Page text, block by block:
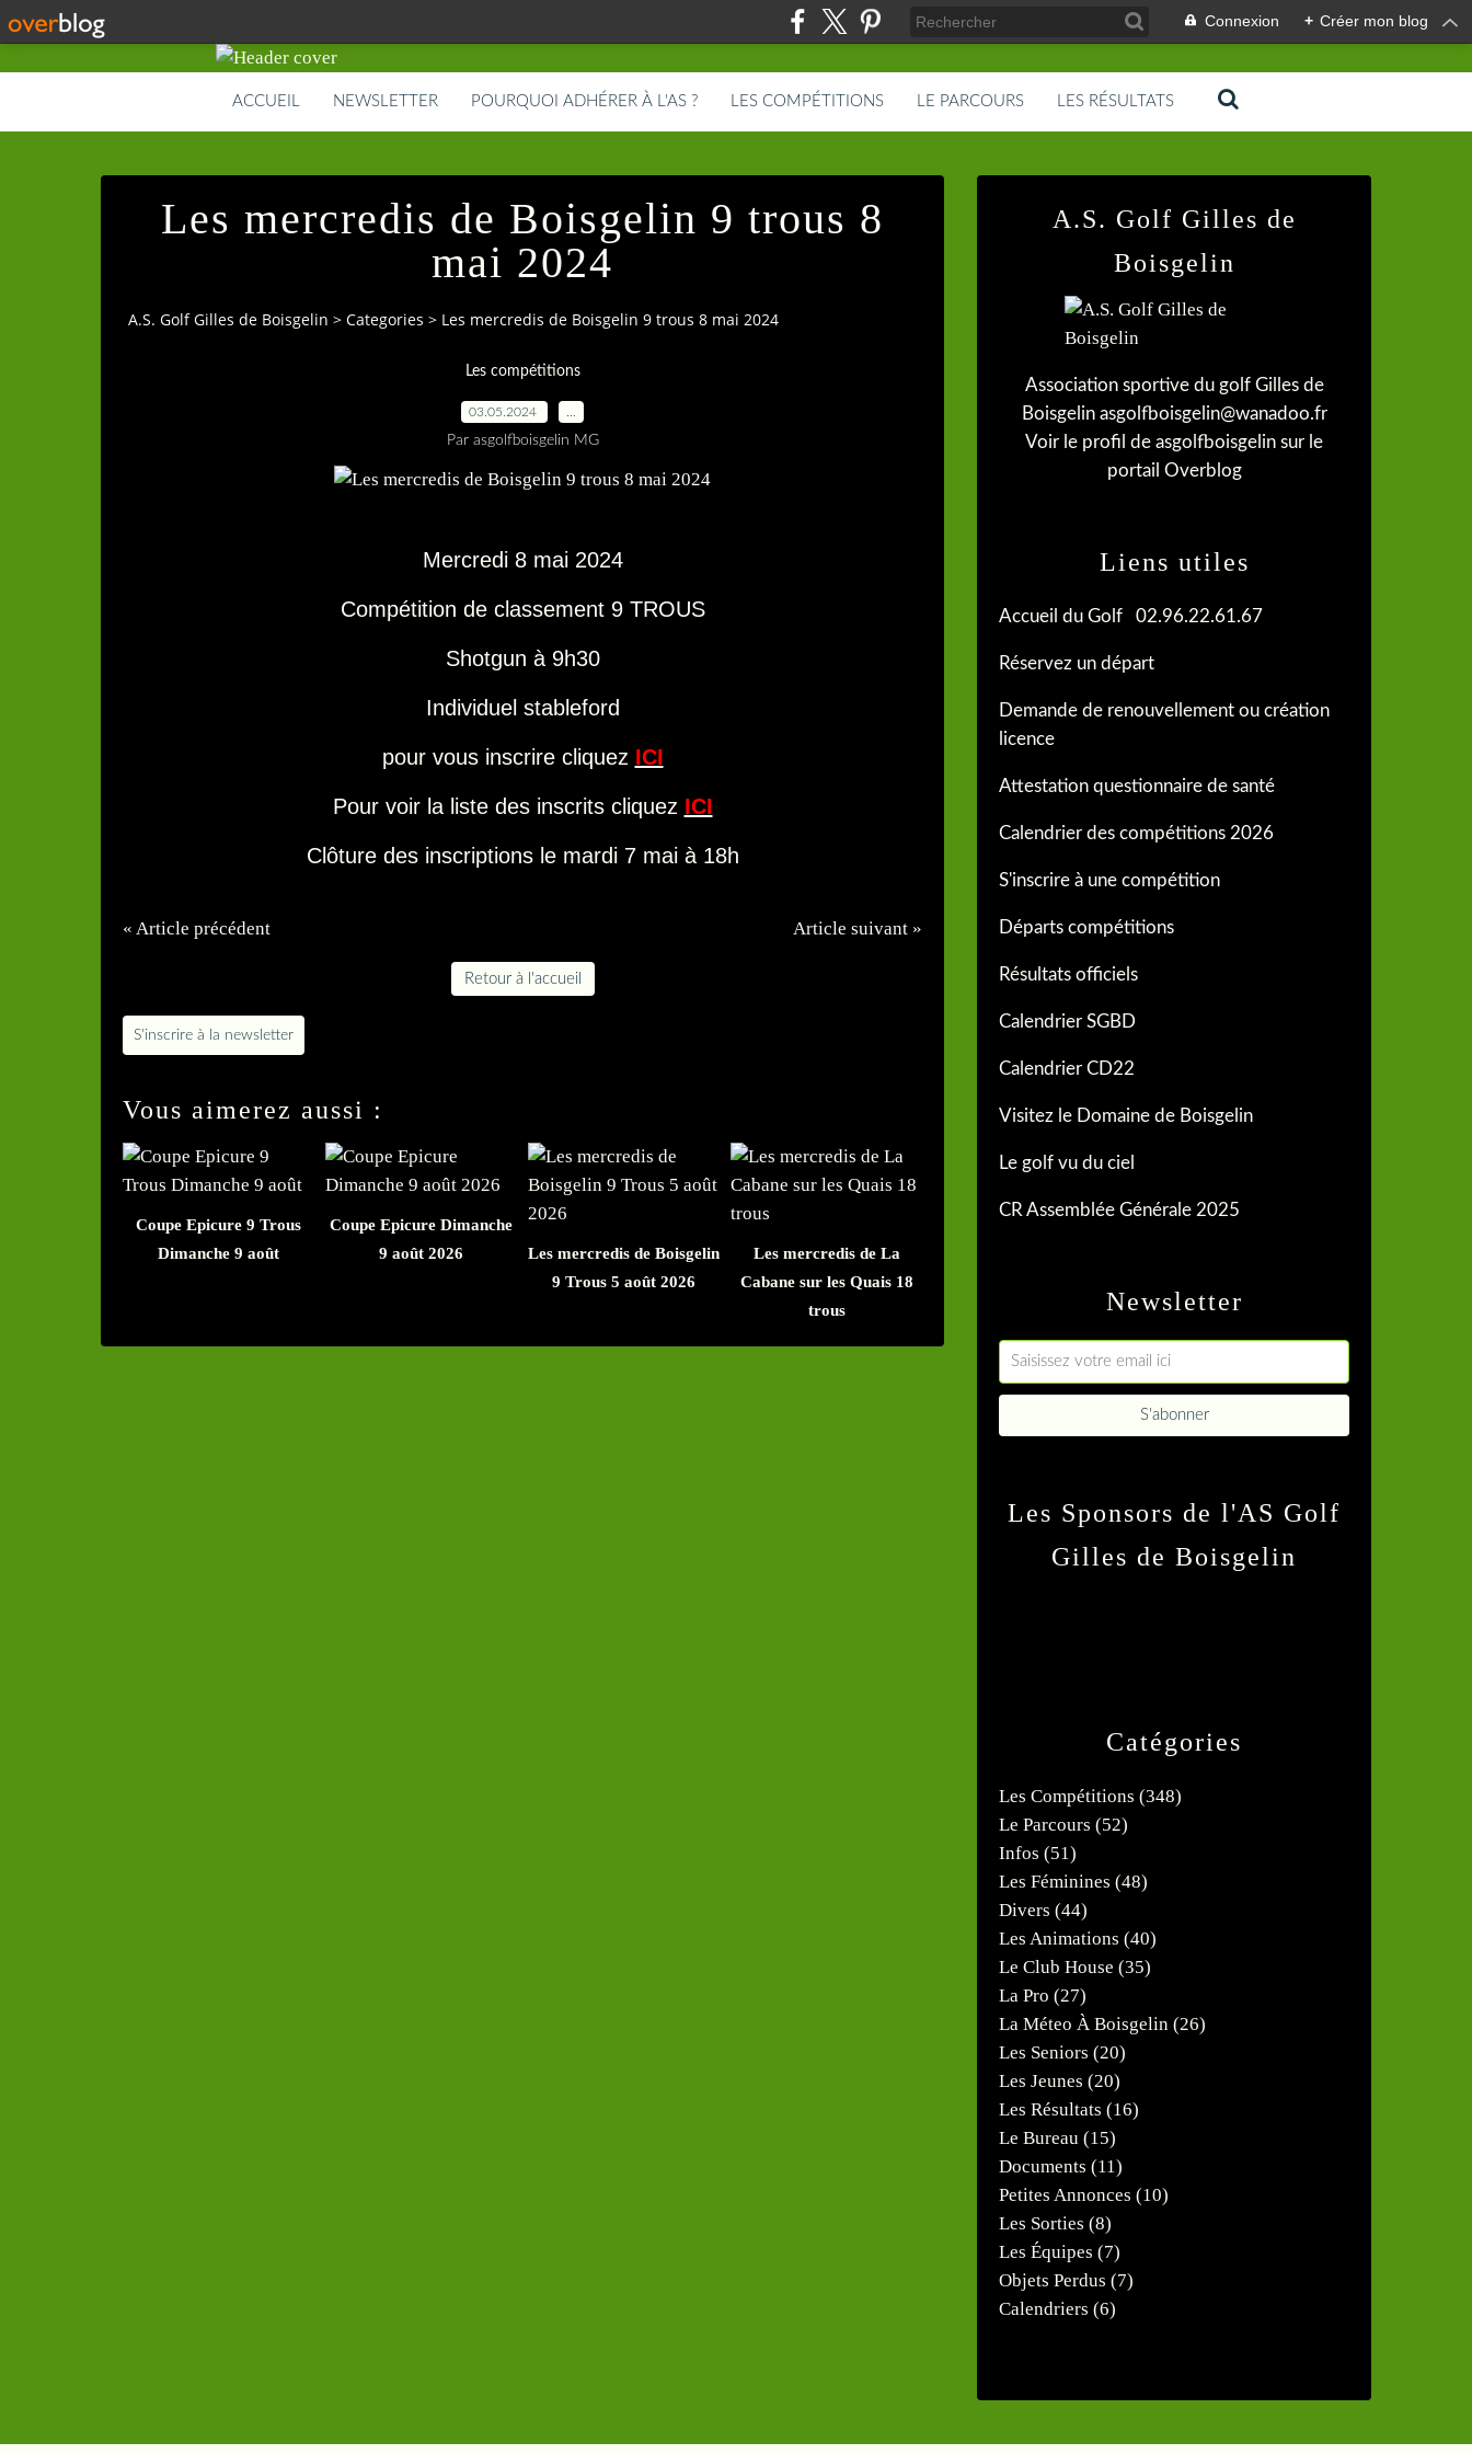
Connexion + Créer mon blog
ACCUEIL NEWSLETTER POURQUOI ADHÉRER À L'AS ? LES COMPÉTITIONS LE PARCOURS LES RÉSULTATS
Les mercredis de Boisgelin 9 trous 8
mai 2024
A.S. Golf Gilles de Boisgelin > Categories > Les mercredis de Boisgelin 9 trous 8 mai 2024
Les compétitions
03.05.2024
Par asgolfboisgelin MG
Mercredi 8 mai 2024
Compétition de classement 9 TROUS
Shotgun à 9h30
Individuel stableford
pour vous inscrire cliquez ICI
Pour voir la liste des inscrits cliquez ICI
Clôture des inscriptions le mardi 7 mai à 18h
« Article précédent Article suivant »
Retour à l'accueil
S'inscrire à la newsletter
Vous aimerez aussi :
Coupe Epicure 9 Trous
Dimanche 9 août
Coupe Epicure Dimanche
9 août 2026
Les mercredis de Boisgelin
9 Trous 5 août 2026
Les mercredis de La
Cabane sur les Quais 18
trous
Newsletter
Catégories
Les Compétitions (348)
Le Parcours (52)
Infos (51)
Les Féminines (48)
Divers (44)
Les Animations (40)
Le Club House (35)
La Pro (27)
La Méteo À Boisgelin (26)
Les Seniors (20)
Les Jeunes (20)
Les Résultats (16)
Le Bureau (15)
Documents (11)
Petites Annonces (10)
Les Sorties (8)
Les Équipes (7)
Objets Perdus (7)
Calendriers (6)
A.S. Golf Gilles de
Boisgelin
Association sportive du golf Gilles de
Boisgelin asgolfboisgelin@wanadoo.fr
Voir le profil de asgolfboisgelin sur le
portail Overblog
Liens utiles
Accueil du Golf 02.96.22.61.67
Réservez un départ
Demande de renouvellement ou création
licence
Attestation questionnaire de santé
Calendrier des compétitions 2026
S'inscrire à une compétition
Départs compétitions
Résultats officiels
Calendrier SGBD
Calendrier CD22
Visitez le Domaine de Boisgelin
Le golf vu du ciel
CR Assemblée Générale 2025
Les Sponsors de l'AS Golf
Gilles de Boisgelin